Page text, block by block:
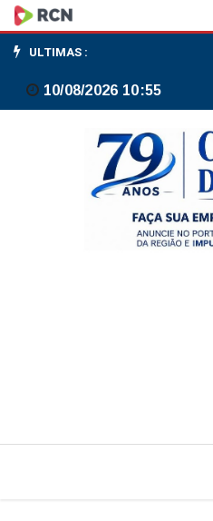
Cartórios
de
todo
semana
ULTIMAS :
10/08/2026 10:55